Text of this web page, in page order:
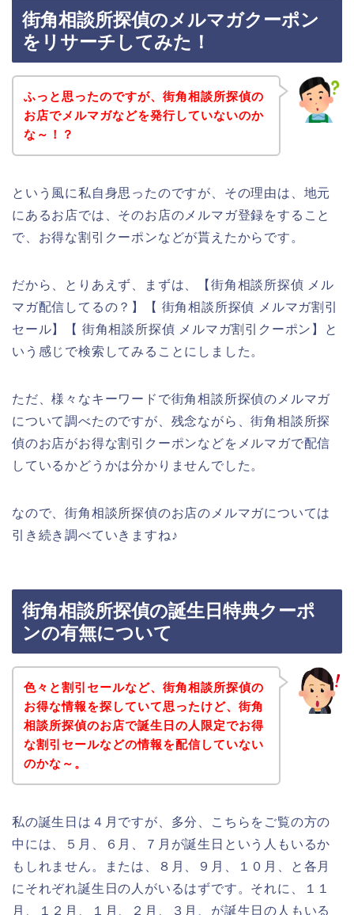
街角相談所探偵のメルマガクーポン
をリサーチしてみた！
ふっと思ったのですが、街角相談所探偵の
お店でメルマガなどを発行していないのか
な～！？
という風に私自身思ったのですが、その理由は、地元
にあるお店では、そのお店のメルマガ登録をすること
で、お得な割引クーポンなどが貰えたからです。
だから、とりあえず、まずは、【街角相談所探偵 メル
マガ配信してるの？】【 街角相談所探偵 メルマガ割引
セール】【 街角相談所探偵 メルマガ割引クーポン】と
いう感じで検索してみることにしました。
ただ、様々なキーワードで街角相談所探偵のメルマガ
について調べたのですが、残念ながら、街角相談所探
偵のお店がお得な割引クーポンなどをメルマガで配信
しているかどうかは分かりませんでした。
なので、街角相談所探偵のお店のメルマガについては
引き続き調べていきますね♪
街角相談所探偵の誕生日特典クーポ
ンの有無について
色々と割引セールなど、街角相談所探偵の
お得な情報を探していて思ったけど、街角
相談所探偵のお店で誕生日の人限定でお得
な割引セールなどの情報を配信していない
のかな～。
私の誕生日は４月ですが、多分、こちらをご覧の方の
中には、５月、６月、７月が誕生日という人もいるか
もしれません。または、８月、９月、１０月、と各月
にそれぞれ誕生日の人がいるはずです。それに、１１
月、１２月、１月、２月、３月、が誕生日の人もいる